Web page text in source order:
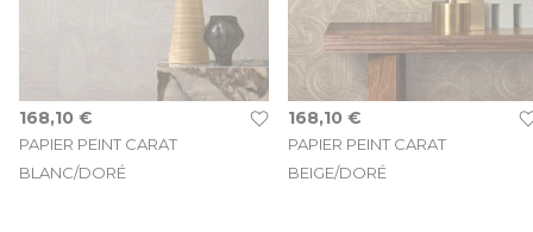
PAPIER PEINT CARAT
BLANC/DORÉ
168,10 €
PAPIER PEINT CARAT
BEIGE/DORÉ
168,10 €